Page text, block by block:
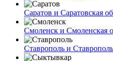
Саратов и Саратовская
Смоленск и Смоленская
Ставрополь и